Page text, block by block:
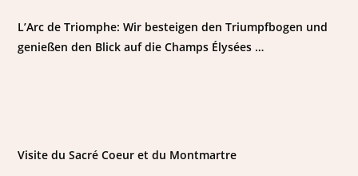
L’Arc de Triomphe: Wir besteigen den Triumpfbogen und
genießen den Blick auf die Champs Élysées …
Visite du Sacré Coeur et du Montmartre